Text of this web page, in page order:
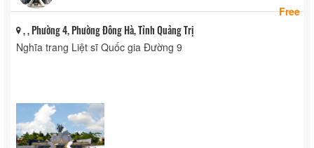
Free
, , Phường 4, Phường Đông Hà, Tỉnh Quảng Trị
Nghĩa trang Liệt sĩ Quốc gia Đường 9